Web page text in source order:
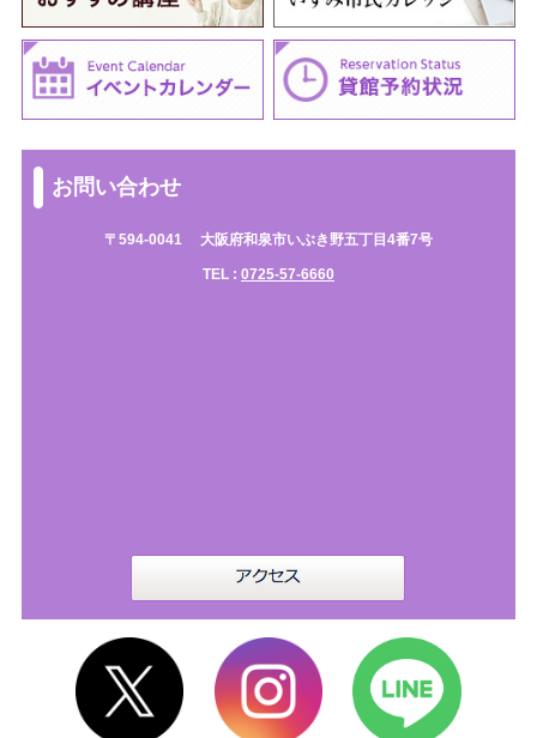
お問い合わせ
〒594-0041 大阪府和泉市いぶき野五丁目4番7号
TEL : 0725-57-6660